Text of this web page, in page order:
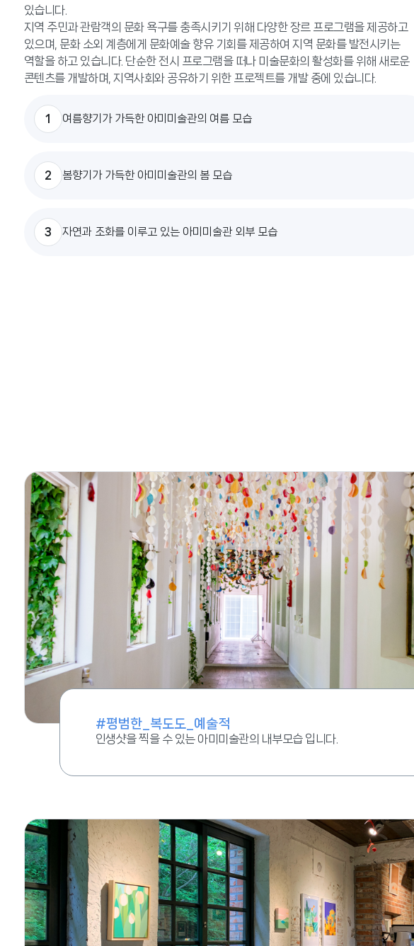
있습니다.
지역 주민과 관람객의 문화 욕구를 충족시키기 위해 다양한 장르 프로그램을 제공하고
있으며, 문화 소외 계층에게 문화예술 향유 기회를 제공하여 지역 문화를 발전시키는
역할을 하고 있습니다. 단순한 전시 프로그램을 떠나 미술문화의 활성화를 위해 새로운
콘텐츠를 개발하며, 지역사회와 공유하기 위한 프로젝트를 개발 중에 있습니다.
1 여름향기가 가득한 아미미술관의 여름 모습
2 봄향기가 가득한 아미미술관의 봄 모습
3 자연과 조화를 이루고 있는 아미미술관 외부 모습
#평범한_복도도_예술적
인생샷을 찍을 수 있는 아미미술관의 내부모습 입니다.